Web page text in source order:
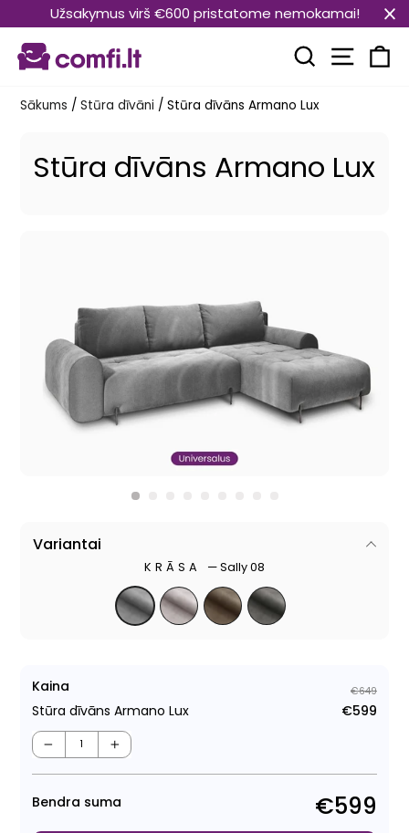
uz
saturu
Užsakymus virš €600 pristatome nemokamai!
Meklēt
Sākums / Stūra dīvāni / Stūra dīvāns Armano Lux
Stūra dīvāns Armano Lux
Variantai
KRĀSA —Sally 08
Kaina
Stūra dīvāns Armano Lux
€649
€599
− +
Bendra suma €599